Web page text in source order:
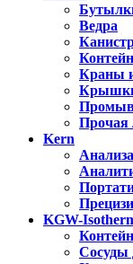
Ведра
Краны
Прочая
Kern
KGW-
Сосуды